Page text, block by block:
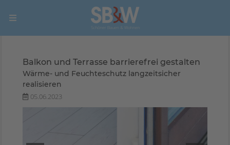
Balkon und Terrasse barrierefrei gestalten
Wärme- und Feuchteschutz langzeitsicher
realisieren
05.06.2023